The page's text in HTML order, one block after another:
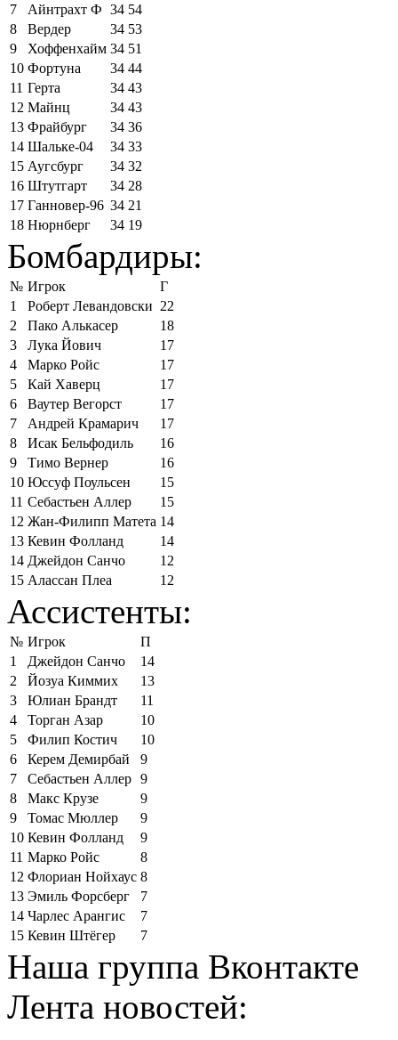
7
Айнтрахт Ф 34 54
8
Вердер 34 53
9
Хоффенхайм 34 51
10 Фортуна 34 44
11 Герта 34 43
12 Майнц 34 43
13 Фрайбург 34 36
14 Шальке-04 34 33
15 Аугсбург 34 32
16 Штутгарт 34 28
17 Ганновер-96 34 21
18 Нюрнберг 34 19
Бомбардиры:
№ Игрок
Г
1
Роберт Левандовски 22
2
Пако Алькасер
18
3
Лука Йович
17
4
Марко Ройс
17
5
Кай Хаверц
17
6
Ваутер Вегорст
17
7
Андрей Крамарич
17
8
Исак Бельфодиль
16
9
Тимо Вернер
16
10 Юссуф Поульсен
15
11 Себастьен Аллер
15
12 Жан-Филипп Матета 14
13 Кевин Фолланд
14
14 Джейдон Санчо
12
15 Алассан Плеа 12
Ассистенты:
№ Игрок
П
1
Джейдон Санчо
14
2
Йозуа Киммих
13
3
Юлиан Брандт
11
4
Торган Азар
10
5
Филип Костич
10
6
Керем Демирбай
9
7
Себастьен Аллер 9
8
Макс Крузе
9
9
Томас Мюллер
9
10 Кевин Фолланд
9
11 Марко Ройс
8
12 Флориан Нойхаус 8
13 Эмиль Форсберг
7
14 Чарлес Арангис
7
15 Кевин Штёгер 7
Наша группа Вконтакте
Лента новостей: